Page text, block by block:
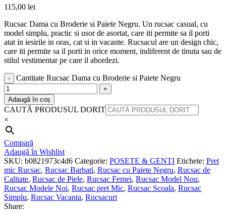
115,00 lei
Rucsac Dama cu Broderie si Paiete Negru. Un rucsac casual, cu
model simplu, practic si usor de asortat, care iti permite sa il porti
atat in iesirile in oras, cat si in vacante. Rucsacul are un design chic,
care iti permite sa il porti in orice moment, indiferent de tinuta sau de
stilul vestimentar pe care il abordezi.
Cantitate Rucsac Dama cu Broderie si Paiete Negru
Adaugă în coș
CAUTĂ PRODUSUL DORIT
×
Compară
Adaugă în Wishlist
SKU: b0821973c4d6 Categorie: POSETE & GENTI Etichete: Pret
mic Rucsac, Rucsac Barbati, Rucsac cu Paiete Negru, Rucsac de
Calitate, Rucsac de Piele, Rucsac Femei, Rucsac Model Nou,
Rucsac Modele Noi, Rucsac pret Mic, Rucsac Scoala, Rucsac
Simplu, Rucsac Vacanta, Rucsacuri
Share: